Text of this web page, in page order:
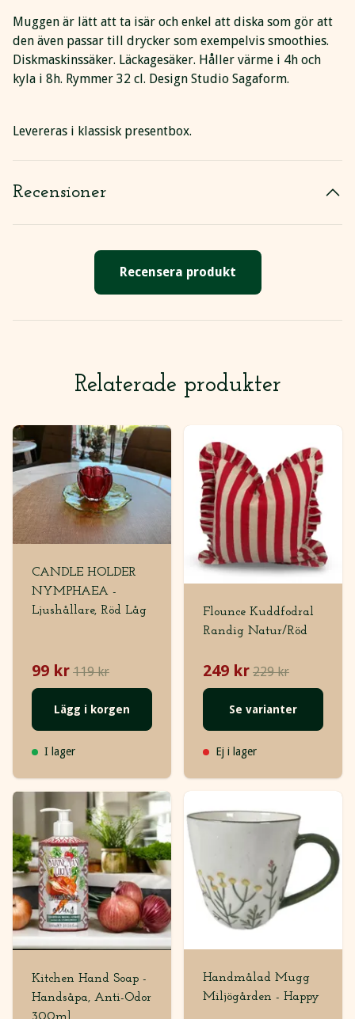
Muggen är lätt att ta isär och enkel att diska som gör att
den även passar till drycker som exempelvis smoothies.
Diskmaskinssäker. Läckagesäker. Håller värme i 4h och
kyla i 8h. Rymmer 32 cl. Design Studio Sagaform.
Levereras i klassisk presentbox.
Recensioner
Recensera produkt
Relaterade produkter
CANDLE HOLDER
NYMPHAEA -
Ljushållare, Röd Låg
99 kr 119 kr
Lägg i korgen
I lager
Flounce Kuddfodral
Randig Natur/Röd
249 kr 229 kr
Se varianter
Ej i lager
Kitchen Hand Soap -
Handsåpa, Anti-Odor
Handmålad Mugg
Miljögården - Happy